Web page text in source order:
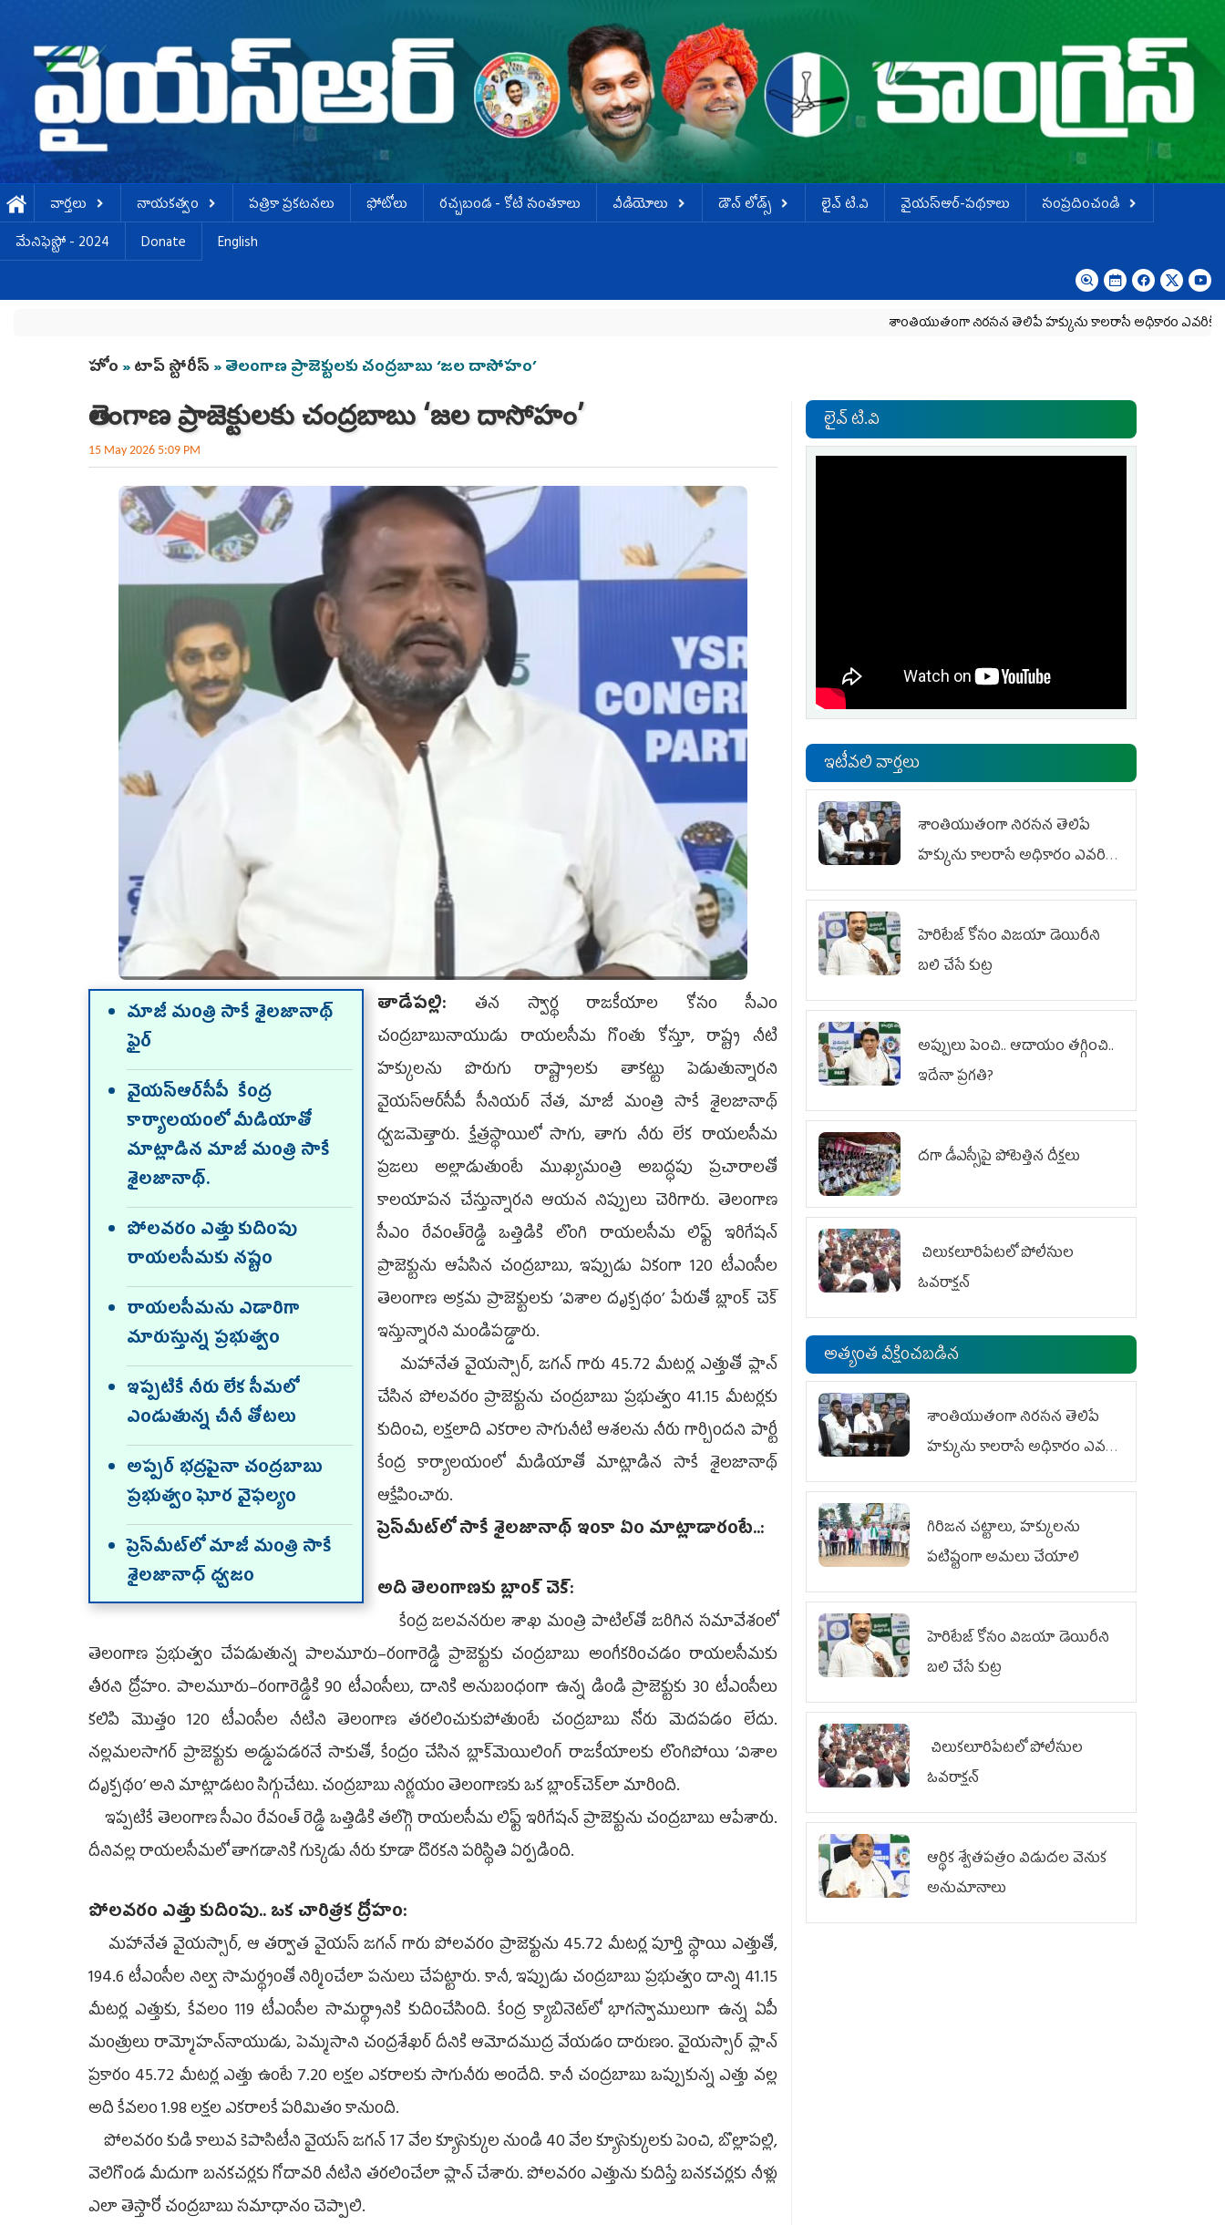
వార్తలు నాయకత్వం పత్రికా ప్రకటనలు ఫోటోలు ర‌చ్చ‌బండ‌ - కోటి సంత‌కాలు వీడియోలు డౌన్ లోడ్స్ లైవ్ టి.వి వైయస్ఆర్-పథకాలు
సంప్రదించండి
మేనిఫెస్టో - 2024
Donate English
శాంతియుతంగా నిరసన తెలిపే హక్కును కాలరాసే అధికారం ఎవరికీ లేదు
You are here
హోం »టాప్ స్టోరీస్ » తెలంగాణ ప్రాజెక్టులకు చంద్రబాబు ‘జల దాసోహం’
తెలంగాణ ప్రాజెక్టులకు చంద్రబాబు ‘జల దాసోహం’
15 May 2026 5:09 PM
మాజీ మంత్రి సాకే శైలజానాథ్‌
ఫైర్‌
వైయ‌స్ఆర్‌సీపీ కేంద్ర
కార్యాలయంలో మీడియాతో
మాట్లాడిన మాజీ మంత్రి సాకే
శైలజానాథ్‌.
పోలవరం ఎత్తు కుదింపు
రాయలసీమకు నష్టం
రాయలసీమను ఎడారిగా
మారుస్తున్న ప్రభుత్వం
ఇప్పటికే నీరు లేక సీమలో
ఎండుతున్న చీనీ తోటలు
అప్పర్‌ భద్రపైనా చంద్రబాబు
ప్రభుత్వం ఘోర వైఫల్యం
ప్రెస్‌మీట్‌లో మాజీ మంత్రి సాకే
శైలజానాధ్‌ ధ్వజం
తాడేపల్లి: తన స్వార్థ రాజకీయాల కోసం సీఎం
చంద్రబాబునాయుడు రాయలసీమ గొంతు కోస్తూ, రాష్ట్ర నీటి
హక్కులను పొరుగు రాష్ట్రాలకు తాకట్టు పెడుతున్నారని
వైయ‌స్ఆర్‌సీపీ సీనియర్‌ నేత, మాజీ మంత్రి సాకే శైలజానాథ్‌
ధ్వజమెత్తారు. క్షేత్రస్థాయిలో సాగు, తాగు నీరు లేక రాయలసీమ
ప్రజలు అల్లాడుతుంటే ముఖ్యమంత్రి అబద్ధపు ప్రచారాలతో
కాలయాపన చేస్తున్నారని ఆయన నిప్పులు చెరిగారు. తెలంగాణ
సీఎం రేవంత్‌రెడ్డి ఒత్తిడికి లొంగి రాయలసీమ లిఫ్ట్‌ ఇరిగేషన్‌
ప్రాజెక్టును ఆపేసిన చంద్రబాబు, ఇప్పుడు ఏకంగా 120 టీఎంసీల
తెలంగాణ అక్రమ ప్రాజెక్టులకు ’విశాల దృక్పథం’ పేరుతో బ్లాంక్‌ చెక్‌
ఇస్తున్నారని మండిపడ్డారు.
మహానేత వైయస్సార్, జగన్‌ గారు 45.72 మీటర్ల ఎత్తుతో ప్లాన్‌
చేసిన పోలవరం ప్రాజెక్టును చంద్రబాబు ప్రభుత్వం 41.15 మీటర్లకు
కుదించి, లక్షలాది ఎకరాల సాగునీటి ఆశలను నీరు గార్చిందని పార్టీ
కేంద్ర కార్యాలయంలో మీడియాతో మాట్లాడిన సాకే శైలజానాథ్‌
ఆక్షేపించారు.
ప్రెస్‌మీట్‌లో సాకే శైలజానాథ్‌ ఇంకా ఏం మాట్లాడారంటే..:
అది తెలంగాణకు బ్లాంక్‌ చెక్‌:
కేంద్ర జలవనరుల శాఖ మంత్రి పాటిల్‌తో జరిగిన సమావేశంలో
తెలంగాణ ప్రభుత్వం చేపడుతున్న పాలమూరు–రంగారెడ్డి ప్రాజెక్టుకు చంద్రబాబు అంగీకరించడం రాయలసీమకు
తీరని ద్రోహం. పాలమూరు–రంగారెడ్డికి 90 టీఎంసీలు, దానికి అనుబంధంగా ఉన్న డిండి ప్రాజెక్టుకు 30 టీఎంసీలు
కలిపి మొత్తం 120 టీఎంసీల నీటిని తెలంగాణ తరలించుకుపోతుంటే చంద్రబాబు నోరు మెదపడం లేదు.
నల్లమలసాగర్‌ ప్రాజెక్టుకు అడ్డుపడరనే సాకుతో, కేంద్రం చేసిన బ్లాక్‌మెయిలింగ్‌ రాజకీయాలకు లొంగిపోయి ’విశాల
దృక్పథం’ అని మాట్లాడటం సిగ్గుచేటు. చంద్రబాబు నిర్ణయం తెలంగాణకు ఒక బ్లాంక్‌చెక్‌లా మారింది.
ఇప్పటికే తెలంగాణ సీఎం రేవంత్‌ రెడ్డి ఒత్తిడికి తలొగ్గి రాయలసీమ లిఫ్ట్‌ ఇరిగేషన్‌ ప్రాజెక్టును చంద్రబాబు ఆపేశారు.
దీనివల్ల రాయలసీమలో తాగడానికి గుక్కెడు నీరు కూడా దొరకని పరిస్థితి ఏర్పడింది.
పోలవరం ఎత్తు కుదింపు.. ఒక చారిత్రక ద్రోహం:
మహానేత వైయస్సార్, ఆ తర్వాత వైయస్‌ జగన్‌ గారు పోలవరం ప్రాజెక్టును 45.72 మీటర్ల పూర్తి స్థాయి ఎత్తుతో,
194.6 టీఎంసీల నిల్వ సామర్థ్యంతో నిర్మించేలా పనులు చేపట్టారు. కానీ, ఇప్పుడు చంద్రబాబు ప్రభుత్వం దాన్ని 41.15
మీటర్ల ఎత్తుకు, కేవలం 119 టీఎంసీల సామర్థ్యానికి కుదించేసింది. కేంద్ర క్యాబినెట్‌లో భాగస్వాములుగా ఉన్న ఏపీ
మంత్రులు రామ్మోహన్‌నాయుడు, పెమ్మసాని చంద్రశేఖర్‌ దీనికి ఆమోదముద్ర వేయడం దారుణం. వైయస్సార్‌ ప్లాన్‌
ప్రకారం 45.72 మీటర్ల ఎత్తు ఉంటే 7.20 లక్షల ఎకరాలకు సాగునీరు అందేది. కానీ చంద్రబాబు ఒప్పుకున్న ఎత్తు వల్ల
అది కేవలం 1.98 లక్షల ఎకరాలకే పరిమితం కానుంది.
పోలవరం కుడి కాలువ కెపాసిటీని వైయస్‌ జగన్‌ 17 వేల క్యూసెక్కుల నుండి 40 వేల క్యూసెక్కులకు పెంచి, బొల్లాపల్లి,
వెలిగొండ మీదుగా బనకచర్లకు గోదావరి నీటిని తరలించేలా ప్లాన్‌ చేశారు. పోలవరం ఎత్తును కుదిస్తే బనకచర్లకు నీళ్లు
ఎలా తెస్తారో చంద్రబాబు సమాధానం చెప్పాలి.
లైవ్ టి.వి
ఇటీవలి వార్తలు
శాంతియుతంగా నిరసన తెలిపే
హక్కును కాలరాసే అధికారం ఎవరికీ
లేదు
హెరిటేజ్ కోసం విజయా డెయిరీని
బలి చేసే కుట్ర‌
అప్పులు పెంచి.. ఆదాయం తగ్గించి..
ఇదేనా ప్రగతి?
దగా డీఎస్సీపై పోటెత్తిన దీక్షలు
చిలుక‌లూరిపేట‌లో పోలీసుల
ఓవ‌రాక్ష‌న్‌
అత్యంత వీక్షించబడిన
శాంతియుతంగా నిరసన తెలిపే
హక్కును కాలరాసే అధికారం ఎవరికీ
లేదు
గిరిజన చట్టాలు, హక్కులను
పటిష్టంగా అమలు చేయాలి
హెరిటేజ్ కోసం విజయా డెయిరీని
బలి చేసే కుట్ర‌
చిలుక‌లూరిపేట‌లో పోలీసుల
ఓవ‌రాక్ష‌న్‌
ఆర్థిక శ్వేతపత్రం విడుదల వెనుక
అనుమానాలు